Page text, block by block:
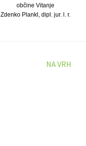
občine Vitanje
Zdenko Plankl, dipl. jur. l. r.
NA VRH